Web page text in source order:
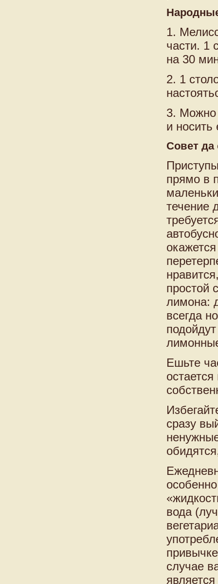
1.
части. 1
на 30
2. 1
3. Можно
и носить
Совет да
прямо в
течение
простой
лимона:
всегда
Ешьте
сразу
вода
случае